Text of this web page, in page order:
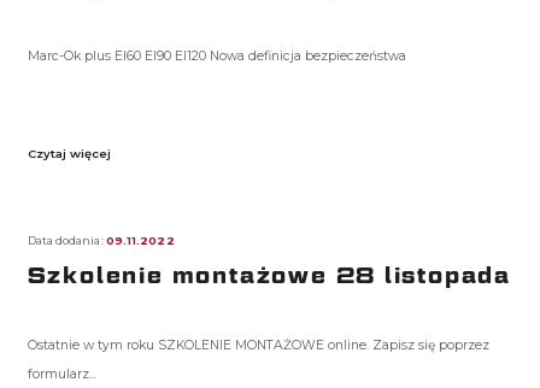
Marc-Ok plus EI60 EI90 EI120Nowa definicja bezpieczeństwa
Czytaj więcej
Data dodania:09.11.2022
Szkolenie montażowe 28 listopada
Ostatnie w tym roku SZKOLENIE MONTAŻOWE online. Zapisz się poprzez
formularz...